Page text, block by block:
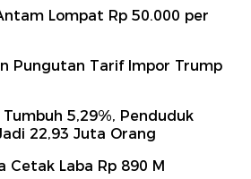
Lompat Rp 50.000 per
Pungutan Tarif Impor Trump
Tumbuh 5,29%, Penduduk
22,93 Juta Orang
Cetak Laba Rp 890 M